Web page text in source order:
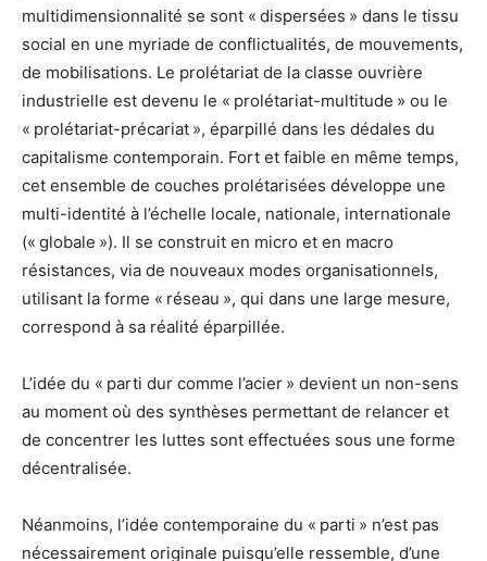
multidimensionnalité se sont « dispersées » dans le tissu
social en une myriade de conflictualités, de mouvements,
de mobilisations. Le prolétariat de la classe ouvrière
industrielle est devenu le « prolétariat-multitude » ou le
« prolétariat-précariat », éparpillé dans les dédales du
capitalisme contemporain. Fort et faible en même temps,
cet ensemble de couches prolétarisées développe une
multi-identité à l’échelle locale, nationale, internationale
(« globale »). Il se construit en micro et en macro
résistances, via de nouveaux modes organisationnels,
utilisant la forme « réseau », qui dans une large mesure,
correspond à sa réalité éparpillée.
L’idée du « parti dur comme l’acier » devient un non-sens
au moment où des synthèses permettant de relancer et
de concentrer les luttes sont effectuées sous une forme
décentralisée.
Néanmoins, l’idée contemporaine du « parti » n’est pas
nécessairement originale puisqu’elle ressemble, d’une